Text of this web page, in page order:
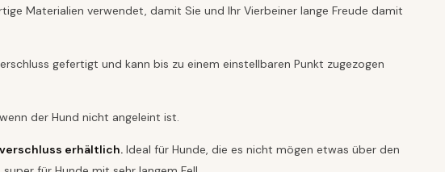
Materialien verwendet, damit Sie und Ihr Vierbeiner lange Freude damit
gefertigt und kann bis zu einem einstellbaren Punkt zugezogen
der Hund nicht angeleint ist.
erhältlich. Ideal für Hunde, die es nicht mögen etwas über den